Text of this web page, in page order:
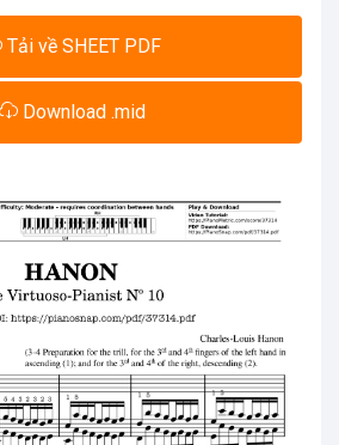
Tải về SHEET PDF
Download .mid